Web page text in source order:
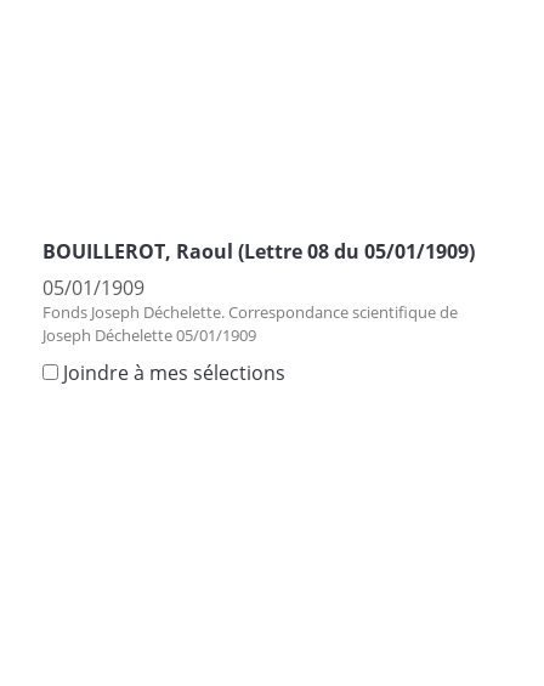
BOUILLEROT, Raoul (Lettre 08 du 05/01/1909)
05/01/1909
Fonds Joseph Déchelette. Correspondance scientifique de
Joseph Déchelette 05/01/1909
Joindre à mes sélections